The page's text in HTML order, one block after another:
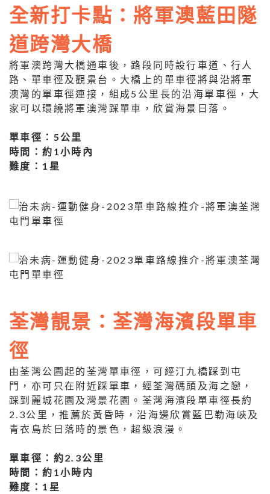
全新打卡點：將軍澳藍田隧
道跨灣大橋
將軍澳跨灣大橋通車後，路段同時設行車道、行人
路、單車徑及觀景台。大橋上的單車徑將與沿將軍
澳灣的單車徑連接，組成5公里長的沿海單車徑，大
家可以環繞將軍澳灣踩單車，欣賞海景日落。
單車徑：5公里
時間：約1小時內
難度：1星
荃灣靚景：荃灣海濱段單車
徑
由荃灣公園起的荃灣單車徑，可經汀九橋踩到屯
門，亦可只在附近踩單車，經荃灣碼頭及海之戀，
踩到麗城花園及灣景花園。荃灣海濱段單車徑長約
2.3公里，推薦於黃昏時，沿海邊欣賞藍巴勒海峽及
青衣島於日落時的景色，超級浪漫。
單車徑：約2.3公里
時間：約1小時内
難度：1星